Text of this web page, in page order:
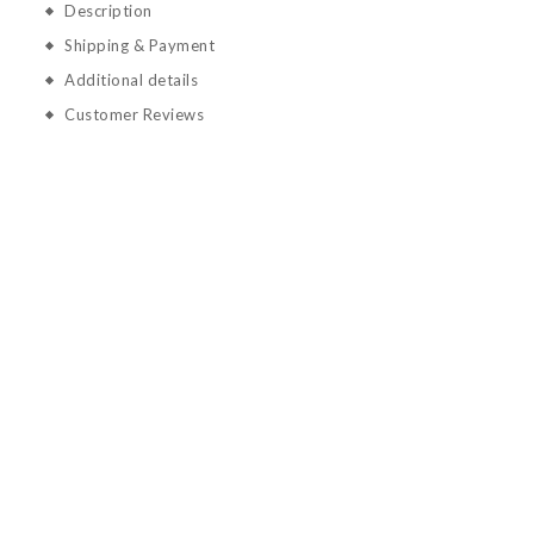
Description
Shipping & Payment
Additional details
Customer Reviews